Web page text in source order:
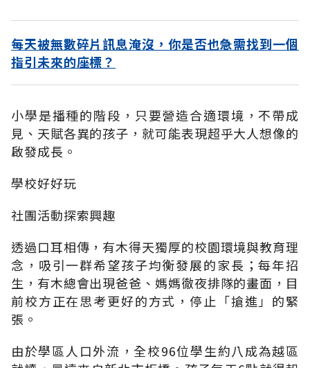
每天被無數碎片訊息淹沒，你是否也急需找到一個
指引未來的座標？
小學是播種的階段，只要營造合適環境，不帶成
見、天賦各異的孩子，就可能表現超乎大人想像的
啟發成長。
學校好好玩
社團活動探索興趣
透過口耳相傳，有木得天獨厚的校園環境與教育理
念，吸引一群希望孩子均衡發展的家長；每年招
生，有木總會出現爸爸、媽媽徹夜排隊的畫面，目
前校方正在思考更好的方式，停止「搶進」的緊
張。
由於學區人口外流，全校96位學生約八成為越區